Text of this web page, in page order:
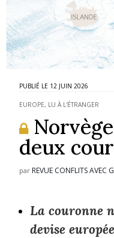
12 JUIN 2026
EUROPE, LU À L'ÉTRANGER
deux
par REVUE CONFLITS AVEC
La couronne
devise